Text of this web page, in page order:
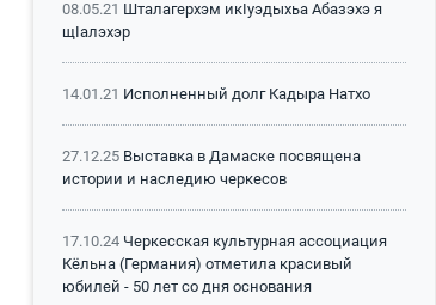
08.05.21 Шталагерхэм икIуэдыхьа Абазэхэ я
щIалэхэр
14.01.21 Исполненный долг Кадыра Натхо
27.12.25 Выставка в Дамаске посвящена
истории и наследию черкесов
17.10.24 Черкесская культурная ассоциация
Кёльна (Германия) отметила красивый
юбилей - 50 лет со дня основания